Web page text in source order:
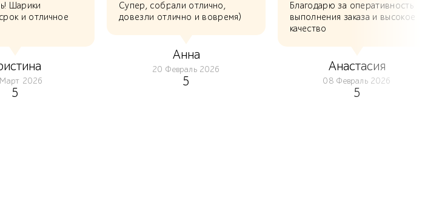
Шарики
и отличное
2026
5
Супер, собрали отлично,
довезли отлично и вовремя)
Анна
20 Февраль 2026
5
Благодарю за оперативность
выполнения заказа и высокое
качество
Анастасия
08 Февраль 2026
5